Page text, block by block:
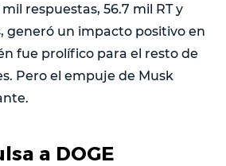
respuestas, 56.7 mil RT y
generó un impacto positivo en
fue prolífico para el resto de
Pero el empuje de Musk
a DOGE